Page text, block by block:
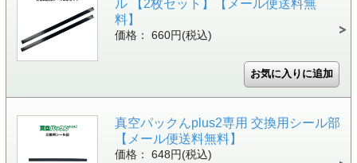
ル 【2枚セット】【メール便送料無
料】
価格： 660円(税込)
真空パックんplus2専用 交換用シール部
【メール便送料無料】
価格： 648円(税込)